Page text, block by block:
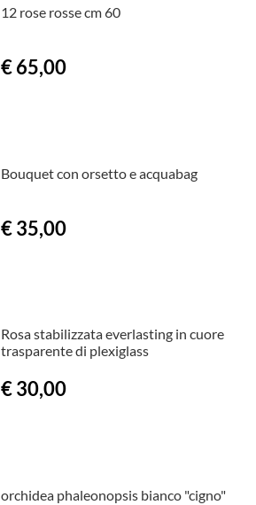
12 rose rosse cm 60
€ 65,00
Bouquet con orsetto e acquabag
€ 35,00
Rosa stabilizzata everlasting in cuore
trasparente di plexiglass
€ 30,00
orchidea phaleonopsis bianco "cigno"